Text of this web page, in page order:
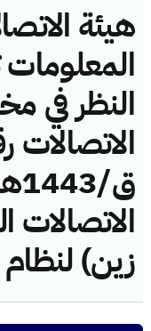
هيئة
المعلومات
النظر في
الاتصالات
زين) لنظام